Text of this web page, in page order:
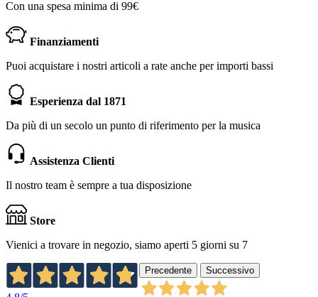
Con una spesa minima di 99€
Finanziamenti
Puoi acquistare i nostri articoli a rate anche per importi bassi
Esperienza dal 1871
Da più di un secolo un punto di riferimento per la musica
Assistenza Clienti
Il nostro team è sempre a tua disposizione
Store
Vienici a trovare in negozio, siamo aperti 5 giorni su 7
Precedente Successivo